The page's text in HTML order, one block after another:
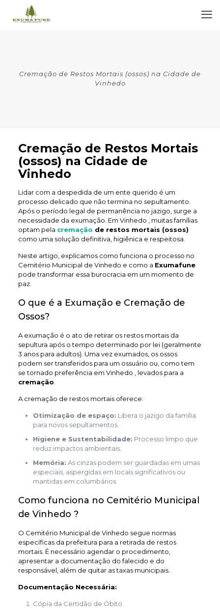
Cremação de Restos Mortais (ossos) na Cidade de
Vinhedo
Cremação de Restos Mortais
(ossos) na Cidade de
Vinhedo
Lidar com a despedida de um ente querido é um
processo delicado que não termina no sepultamento.
Após o período legal de permanência no jazigo, surge a
necessidade da exumação. Em Vinhedo , muitas famílias
optam pela cremação de restos mortais (ossos)
como uma solução definitiva, higiênica e respeitosa.
Neste artigo, explicamos como funciona o processo no
Cemitério Municipal de Vinhedo e como a Exumafune
pode transformar essa burocracia em um momento de
paz.
O que é a Exumação e Cremação de
Ossos?
A exumação é o ato de retirar os restos mortais da
sepultura após o tempo determinado por lei (geralmente
3 anos para adultos). Uma vez exumados, os ossos
podem ser transferidos para um ossuário ou, como tem
se tornado preferência em Vinhedo , levados para a
cremação
A cremação de restos mortais oferece:
Otimização de espaço: Libera o jazigo da família
para novos sepultamentos.
Higiene e Sustentabilidade: Processo limpo que
reduz impactos ambientais.
Memória: As cinzas podem ser guardadas em urnas
especiais, aspergidas em locais significativos ou
mantidas em columbários.
Como funciona no Cemitério Municipal
de Vinhedo ?
O Cemitério Municipal de Vinhedo segue normas
específicas da prefeitura para a retirada de restos
mortais. É necessário agendar o procedimento,
apresentar a documentação do falecido e do
responsável, além de quitar as taxas municipais.
Documentação Necessária:
Cópia da Certidão de Óbito.